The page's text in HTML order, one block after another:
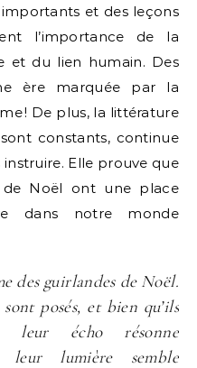
et des leçons
l’importance de la
et du lien humain. Des
ère marquée par la
! De plus, la littérature
constants, continue
Elle prouve que
de Noël ont une place
dans notre monde
des guirlandes de Noël.
posés, et bien qu’ils
leur écho résonne
leur lumière semble